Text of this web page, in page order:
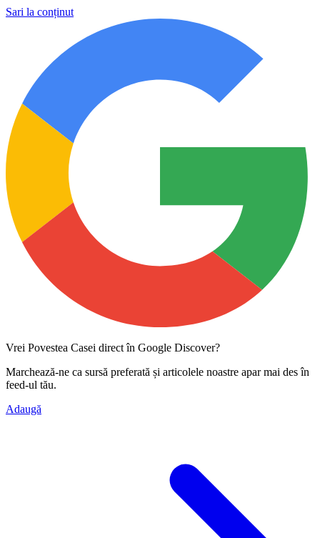
Sari la conținut
Vrei Povestea Casei direct în Google Discover?
Marchează-ne ca sursă preferată și articolele noastre apar mai des în
feed-ul tău.
Adaugă